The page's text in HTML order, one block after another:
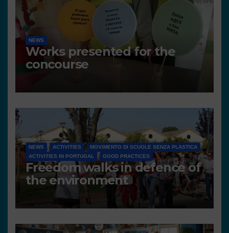
NEWS
Works presented for the
concourse
NEWS ACTIVITIES
MOVIMENTO DI SCUOLE SENZA PLASTICA
ACTIVITIES IN PORTUGAL
GOOD PRACTICES
Freedom walks in defence of
the environment